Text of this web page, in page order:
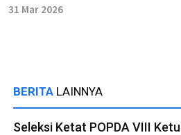
31 Mar 2026
BERITA LAINNYA
Seleksi Ketat POPDA VIII